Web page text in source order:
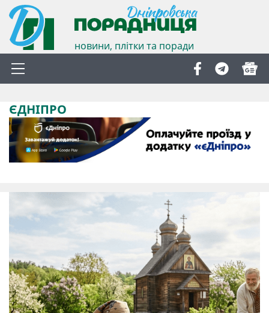
новини, плітки та поради
ЄДНІПРО